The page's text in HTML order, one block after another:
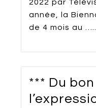
2022 par
année, la
de 4 mois au …...
*** Du